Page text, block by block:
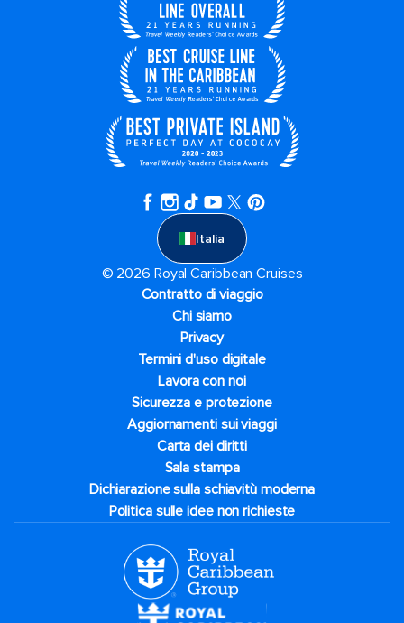
Italia
© 2026 Royal Caribbean Cruises
Contratto di viaggio
Chi siamo
Privacy
Termini d'uso digitale
Lavora con noi
Sicurezza e protezione
Aggiornamenti sui viaggi
Carta dei diritti
Sala stampa
Dichiarazione sulla schiavitù moderna
Politica sulle idee non richieste